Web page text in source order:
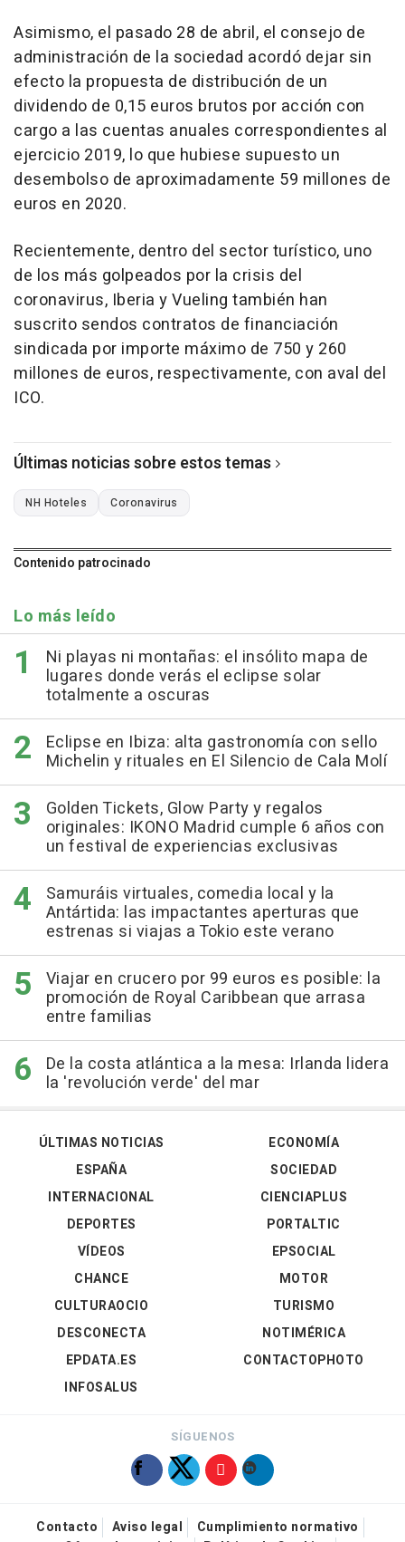
Asimismo, el pasado 28 de abril, el consejo de
administración de la sociedad acordó dejar sin
efecto la propuesta de distribución de un
dividendo de 0,15 euros brutos por acción con
cargo a las cuentas anuales correspondientes al
ejercicio 2019, lo que hubiese supuesto un
desembolso de aproximadamente 59 millones de
euros en 2020.
Recientemente, dentro del sector turístico, uno
de los más golpeados por la crisis del
coronavirus, Iberia y Vueling también han
suscrito sendos contratos de financiación
sindicada por importe máximo de 750 y 260
millones de euros, respectivamente, con aval del
ICO.
Últimas noticias sobre estos temas
NH Hoteles Coronavirus
Contenido patrocinado
Lo más leído
Ni playas ni montañas: el insólito mapa de
lugares donde verás el eclipse solar
totalmente a oscuras
Eclipse en Ibiza: alta gastronomía con sello
Michelin y rituales en El Silencio de Cala Molí
Golden Tickets, Glow Party y regalos
originales: IKONO Madrid cumple 6 años con
un festival de experiencias exclusivas
Samuráis virtuales, comedia local y la
Antártida: las impactantes aperturas que
estrenas si viajas a Tokio este verano
Viajar en crucero por 99 euros es posible: la
promoción de Royal Caribbean que arrasa
entre familias
De la costa atlántica a la mesa: Irlanda lidera
la 'revolución verde' del mar
ÚLTIMAS NOTICIAS
ESPAÑA
INTERNACIONAL
DEPORTES
VÍDEOS
ECONOMÍA
SOCIEDAD
CIENCIAPLUS
PORTALTIC
EPSOCIAL
CHANCE
CULTURAOCIO
DESCONECTA
EPDATA.ES
INFOSALUS
MOTOR
TURISMO
NOTIMÉRICA
CONTACTOPHOTO
SÍGUENOS
Contacto Aviso legal
Cumplimiento normativo